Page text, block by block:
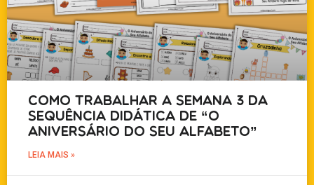
Como trabalhar a semana 3 da
sequência didática de “O
Aniversário do Seu Alfabeto”
LEIA MAIS »